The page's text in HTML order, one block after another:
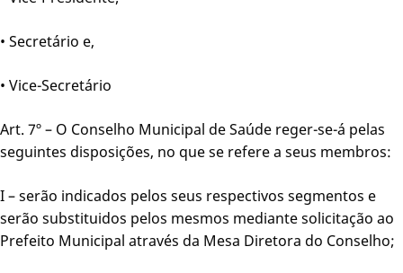
• Secretário e,
• Vice-Secretário
Art. 7º – O Conselho Municipal de Saúde reger-se-á pelas
seguintes disposições, no que se refere a seus membros:
I – serão indicados pelos seus respectivos segmentos e
serão substituidos pelos mesmos mediante solicitação ao
Prefeito Municipal através da Mesa Diretora do Conselho;